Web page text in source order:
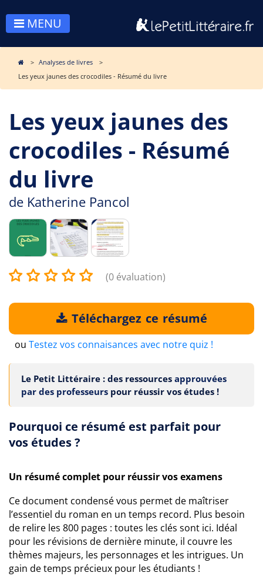
MENU
Analyses de livres
Les yeux jaunes des crocodiles - Résumé du livre
Les yeux jaunes des
crocodiles - Résumé
du livre
de Katherine Pancol
(0 évaluation)
Téléchargez ce résumé
ou Testez vos connaisances avec notre quiz !
Le Petit Littéraire : des ressources approuvées
par des professeurs pour réussir vos études !
Pourquoi ce résumé est parfait pour
vos études ?
Un résumé complet pour réussir vos examens
Ce document condensé vous permet de maîtriser
l’essentiel du roman en un temps record. Plus besoin
de relire les 800 pages : toutes les clés sont ici. Idéal
pour les révisions de dernière minute, il couvre les
thèmes majeurs, les personnages et les intrigues. Un
gain de temps précieux pour les étudiants !